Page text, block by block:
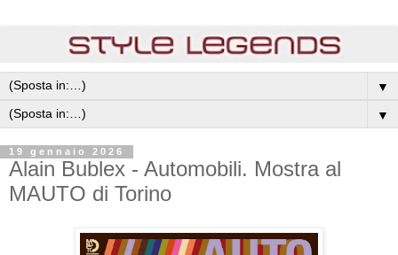
▼
▼
19 gennaio 2026
Alain Bublex - Automobili. Mostra al
MAUTO di Torino